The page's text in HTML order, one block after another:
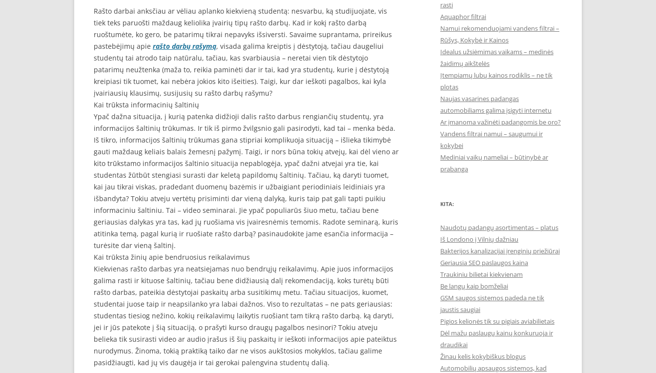
Rašto darbai anksčiau ar vėliau aplanko kiekvieną studentą: nesvarbu, ką studijuojate, vis
tiek teks paruošti maždaug keliolika įvairių tipų rašto darbų. Kad ir kokį rašto darbą
ruoštumėte, ko gero, be patarimų tikrai nepavyks išsiversti. Savaime suprantama, prireikus
pastebėjimų apie rašto darbų rašymą, visada galima kreiptis į dėstytoją, tačiau daugeliui
studentų tai atrodo taip natūralu, tačiau, kas svarbiausia – neretai vien tik dėstytojo
patarimų neužtenka (maža to, reikia paminėti dar ir tai, kad yra studentų, kurie į dėstytoją
kreipiasi tik tuomet, kai nebėra jokios kito išeities). Taigi, kur dar ieškoti pagalbos, kai kyla
įvairiausių klausimų, susijusių su rašto darbų rašymu?
Kai trūksta informacinių šaltinių
Ypač dažna situacija, į kurią patenka didžioji dalis rašto darbus rengiančių studentų, yra
informacijos šaltinių trūkumas. Ir tik iš pirmo žvilgsnio gali pasirodyti, kad tai – menka bėda.
Iš tikro, informacijos šaltinių trūkumas gana stipriai komplikuoja situaciją – išlieka tikimybė
gauti maždaug keliais balais žemesnį pažymį. Taigi, ir nors būna tokių atvejų, kai dėl vieno ar
kito trūkstamo informacijos šaltinio situacija nepablogėja, ypač dažni atvejai yra tie, kai
studentas žūtbūt stengiasi surasti dar keletą papildomų šaltinių. Tačiau, ką daryti tuomet,
kai jau tikrai viskas, pradedant duomenų bazėmis ir užbaigiant periodiniais leidiniais yra
išbandyta? Tokiu atveju vertėtų prisiminti dar vieną dalyką, kuris taip pat gali tapti puikiu
informaciniu šaltiniu. Tai – video seminarai. Jie ypač populiarūs šiuo metu, tačiau bene
geriausias dalykas yra tas, kad jų ruošiama vis įvairesnėmis temomis. Radote seminarą, kuris
atitinka temą, pagal kurią ir ruošiate rašto darbą? pasinaudokite jame esančia informacija –
turėsite dar vieną šaltinį.
Kai trūksta žinių apie bendruosius reikalavimus
Kiekvienas rašto darbas yra neatsiejamas nuo bendrųjų reikalavimų. Apie juos informacijos
galima rasti ir kituose šaltinių, tačiau bene didžiausią dalį rekomendaciją, koks turėtų būti
rašto darbas, pateikia dėstytojai paskaitų arba susitikimų metu. Tačiau situacijos, kuomet,
studentai juose taip ir neapsilanko yra labai dažnos. Viso to rezultatas – ne pats geriausias:
studentas tiesiog nežino, kokių reikalavimų laikytis ruošiant tam tikrą rašto darbą. ką daryti,
jei ir jūs patekote į šią situaciją, o prašyti kurso draugų pagalbos nesinori? Tokiu atveju
belieka tik susirasti video ar audio įrašus iš šių paskaitų ir ieškoti informacijos apie pateiktus
nurodymus. Žinoma, tokią praktiką taiko dar ne visos aukštosios mokyklos, tačiau galime
pasidžiaugti, kad jų vis daugėja ir tai gerokai palengvina studentų dalią.
rasti
Aquaphor filtrai
Namui rekomenduojami vandens filtrai –
Rūšys, Kokybė ir Kainos
Idealus užsiėmimas vaikams – medinės
žaidimų aikštelės
Įtempiamų lubų kainos rodiklis – ne tik
plotas
Naujas vasarines padangas
automobiliams galima įsigyti internetu
Ar įmanoma važinėti padangomis be oro?
Vandens filtrai namui – saugumui ir
kokybei
Mediniai vaikų nameliai – būtinybė ar
prabanga
KITA:
Naudotų padangų asortimentas – platus
Iš Londono į Vilnių dažniau
Bakterijos kanalizacijai įrenginių priežiūrai
Geriausia SEO paslaugos kaina
Traukiniu bilietai kiekvienam
Be langų kaip bomželiai
GSM saugos sistemos padeda ne tik
jaustis saugiai
Pigios kelionės tik su pigiais aviabilietais
Dėl mažų paslaugų kainų konkuruoja ir
draudikai
Žinau kelis kokybiškus blogus
Automobilių apsaugos sistemos, kad